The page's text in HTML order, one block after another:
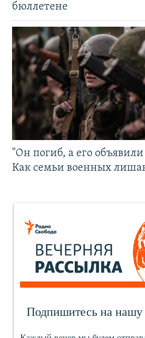
бюллетене
"Он погиб, а его
Как семьи военных